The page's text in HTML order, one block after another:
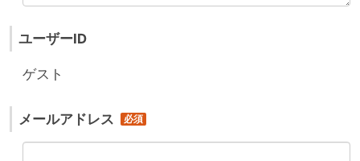
ユーザーID
ゲスト
メールアドレス